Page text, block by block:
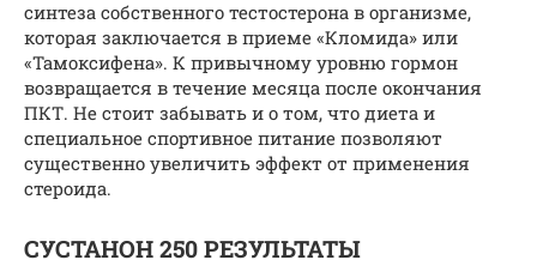
синтеза собственного тестостерона в организме,
которая заключается в приеме «Кломида» или
«Тамоксифена». К привычному уровню гормон
возвращается в течение месяца после окончания
ПКТ. Не стоит забывать и о том, что диета и
специальное спортивное питание позволяют
существенно увеличить эффект от применения
стероида.
СУСТАНОН 250 РЕЗУЛЬТАТЫ